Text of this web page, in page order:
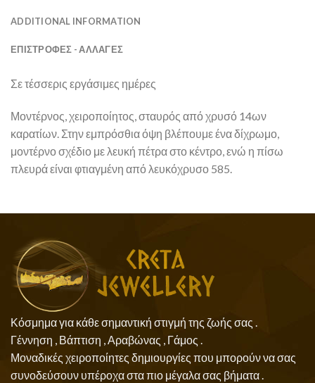
ADDITIONAL INFORMATION
ΕΠΙΣΤΡΟΦΕΣ - ΑΛΛΑΓΕΣ
Σε τέσσερις εργάσιμες ημέρες
Μοντέρνος, χειροποίητος, σταυρός από χρυσό 14ων
καρατίων. Στην εμπρόσθια όψη βλέπουμε ένα δίχρωμο,
μοντέρνο σχέδιο με λευκή πέτρα στο κέντρο, ενώ η πίσω
πλευρά είναι φτιαγμένη από λευκόχρυσο 585.
Κόσμημα για κάθε σημαντική στιγμή της ζωής σας .
Γέννηση , Βάπτιση , Αραβώνας , Γάμος .
Μοναδικές χειροποίητες δημιουργίες που μπορούν να σας
συνοδεύσουν υπέροχα στα πιο μέγαλα σας βήματα .